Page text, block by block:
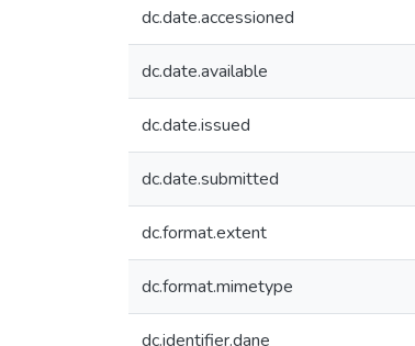
dc.date.accessioned
dc.date.available
dc.date.issued
dc.date.submitted
dc.format.extent
dc.format.mimetype
dc.identifier.dane